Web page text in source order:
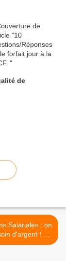
de
Salariales : on
d'argent ! Et
si on discutait salaire ? >